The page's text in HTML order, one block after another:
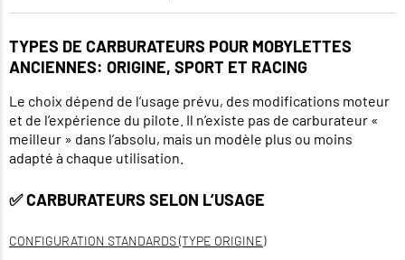
TYPES DE CARBURATEURS POUR MOBYLETTES
ANCIENNES: ORIGINE, SPORT ET RACING
Le choix dépend de l’usage prévu, des modifications moteur
et de l’expérience du pilote. Il n’existe pas de carburateur «
meilleur » dans l’absolu, mais un modèle plus ou moins
adapté à chaque utilisation.
✅ CARBURATEURS SELON L’USAGE
CONFIGURATION STANDARDS (TYPE ORIGINE)